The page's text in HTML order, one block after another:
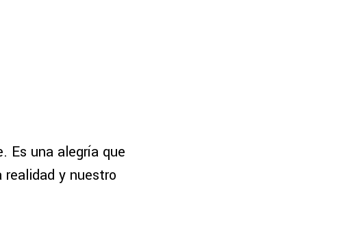
Es una alegría que
realidad y nuestro